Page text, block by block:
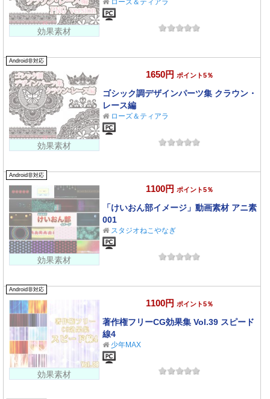
効果素材
ローズ＆ティアラ
Android非対応
効果素材
1650円 ポイント5％
ゴシック調デザインパーツ集 クラウン・
レース編
ローズ＆ティアラ
Android非対応
効果素材
1100円 ポイント5％
「けいおん部イメージ」動画素材 アニ素
001
スタジオねこやなぎ
Android非対応
効果素材
1100円 ポイント5％
著作権フリーCG効果集 Vol.39 スピード
線4
少年MAX